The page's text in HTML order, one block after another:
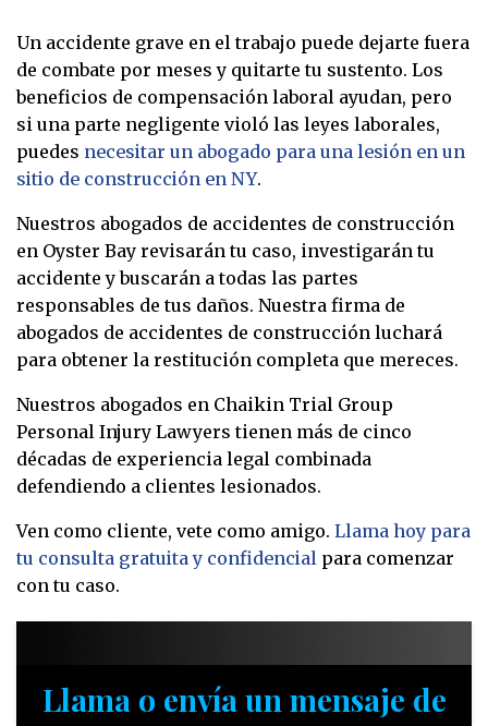
Un accidente grave en el trabajo puede dejarte fuera
de combate por meses y quitarte tu sustento. Los
beneficios de compensación laboral ayudan, pero
si una parte negligente violó las leyes laborales,
puedes necesitar un abogado para una lesión en un
sitio de construcción en NY.
Nuestros abogados de accidentes de construcción
en Oyster Bay revisarán tu caso, investigarán tu
accidente y buscarán a todas las partes
responsables de tus daños. Nuestra firma de
abogados de accidentes de construcción luchará
para obtener la restitución completa que mereces.
Nuestros abogados en Chaikin Trial Group
Personal Injury Lawyers tienen más de cinco
décadas de experiencia legal combinada
defendiendo a clientes lesionados.
Ven como cliente, vete como amigo. Llama hoy para
tu consulta gratuita y confidencial para comenzar
con tu caso.
Llama o envía un mensaje de